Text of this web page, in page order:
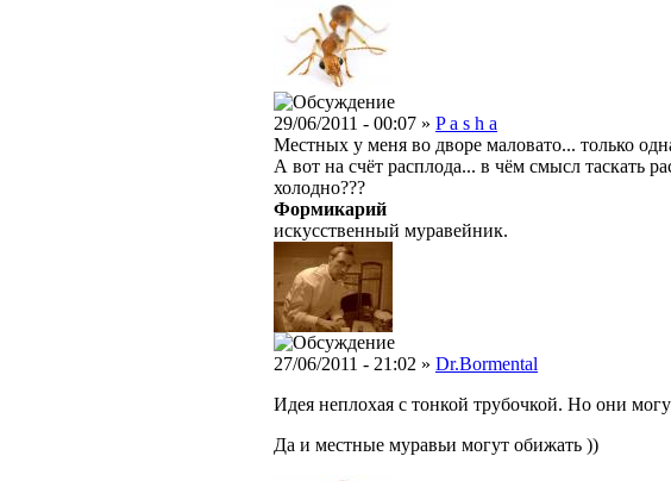
29/06/2011 - 00:07 » P a s h a
Местных у меня во дворе маловато... только
А вот на счёт расплода... в чём смысл таскать
холодно???
Формикарий
искусственный муравейник.
27/06/2011 - 21:02 » Dr.Bormental
Идея неплохая с тонкой трубочкой. Но они
Да и местные муравьи могут обижать ))